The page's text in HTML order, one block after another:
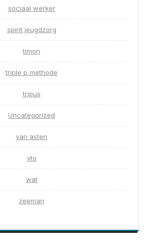
sociaal werker
spirit jeugdzorg
timon
triple p methode
tripus
Uncategorized
van asten
vto
wat
zeeman